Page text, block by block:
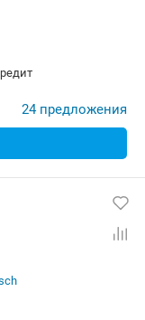
отжима, Звуковой
24 предложения